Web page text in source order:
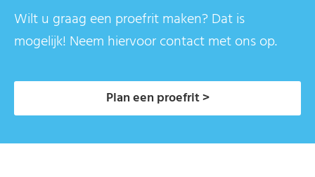
Wilt u graag een proefrit maken? Dat is
mogelijk! Neem hiervoor contact met ons op.
Plan een proefrit >